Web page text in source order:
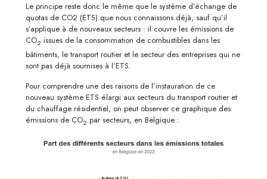
Le principe reste donc le même que le système d’échange de
quotas de CO2 (ETS) que nous connaissons déjà, sauf qu’il
s’applique à de nouveaux secteurs : il couvre les émissions de
CO2 issues de la consommation de combustibles dans les
bâtiments, le transport routier et le secteur des entreprises qui ne
sont pas déjà soumises à l’ETS.
Pour comprendre une des raisons de l’instauration de ce
nouveau système ETS élargi aux secteurs du transport routier et
du chauffage résidentiel, on peut observer ce graphique des
émissions de CO2 par secteurs, en Belgique :